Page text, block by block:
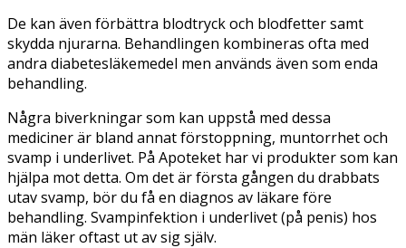
De kan även förbättra blodtryck och blodfetter samt
skydda njurarna. Behandlingen kombineras ofta med
andra diabetesläkemedel men används även som enda
behandling.
Några biverkningar som kan uppstå med dessa
mediciner är bland annat förstoppning, muntorrhet och
svamp i underlivet. På Apoteket har vi produkter som kan
hjälpa mot detta. Om det är första gången du drabbats
utav svamp, bör du få en diagnos av läkare före
behandling. Svampinfektion i underlivet (på penis) hos
män läker oftast ut av sig själv.